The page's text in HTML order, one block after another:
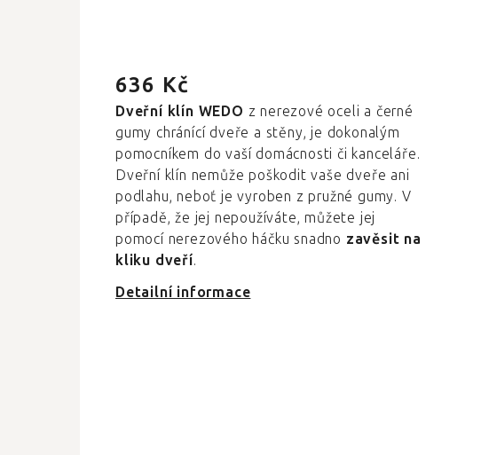
636 Kč
Dveřní klín WEDO z nerezové oceli a černé
gumy chránící dveře a stěny, je dokonalým
pomocníkem do vaší domácnosti či kanceláře.
Dveřní klín nemůže poškodit vaše dveře ani
podlahu, neboť je vyroben z pružné gumy. V
případě, že jej nepoužíváte, můžete jej
pomocí nerezového háčku snadno zavěsit na
kliku dveří.
Detailní informace